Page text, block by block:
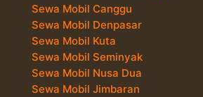
Sewa Mobil Canggu
Sewa Mobil Denpasar
Sewa Mobil Kuta
Sewa Mobil Seminyak
Sewa Mobil Nusa Dua
Sewa Mobil Jimbaran